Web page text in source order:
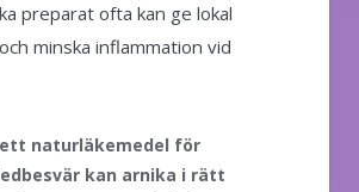
preparat ofta kan ge lokal
minska inflammation vid
naturläkemedel för
kan arnika i rätt